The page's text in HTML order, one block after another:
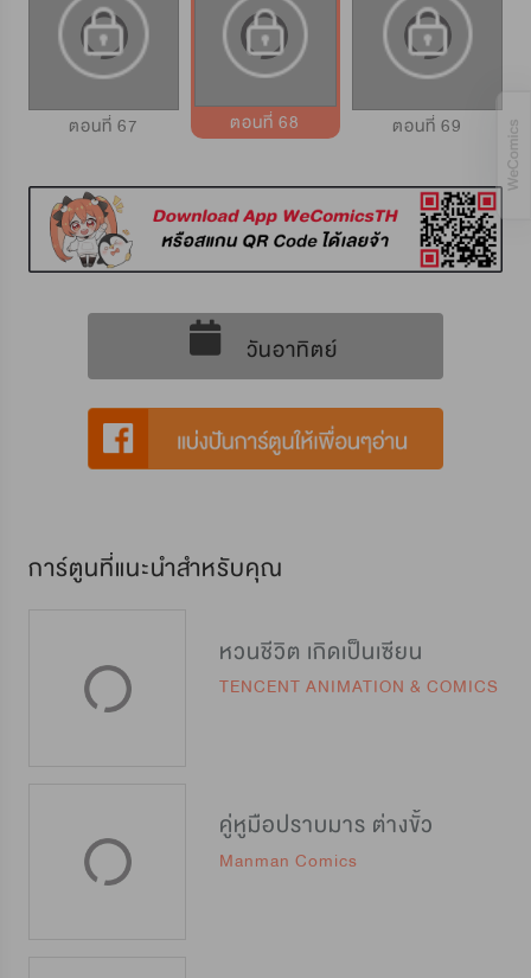
ตอนที่ 67 ตอนที่ 68 ตอนที่ 69
วันอาทิตย์
การ์ตูนที่แนะนำสำหรับคุณ
หวนชีวิต เกิดเป็นเซียน
TENCENT ANIMATION & COMICS
คู่หูมือปราบมาร ต่างขั้ว
Manman Comics